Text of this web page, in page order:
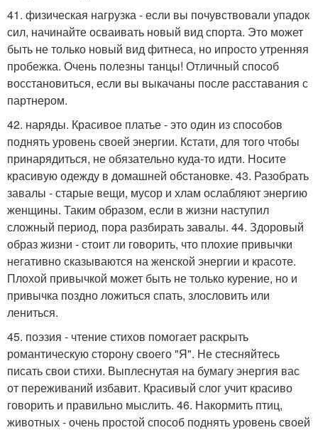
41. физическая нагрузка - если вы почувствовали упадок
сил, начинайте осваивать новый вид спорта. Это может
быть не только новый вид фитнеса, но ипросто утренняя
пробежка. Очень полезны танцы! Отличный способ
восстановиться, если вы выкачаны после расставания с
партнером.
42. наряды. Красивое платье - это один из способов
поднять уровень своей энергии. Кстати, для того чтобы
принарядиться, не обязательно куда-то идти. Носите
красивую одежду в домашней обстановке. 43. Разобрать
завалы - старые вещи, мусор и хлам ослабляют энергию
женщины. Таким образом, если в жизни наступил
сложный период, пора разбирать завалы. 44. Здоровый
образ жизни - стоит ли говорить, что плохие привычки
негативно сказываются на женской энергии и красоте.
Плохой привычкой может быть не только курение, но и
привычка поздно ложиться спать, злословить или
лениться.
45. поэзия - чтение стихов помогает раскрыть
романтическую сторону своего "Я". Не стесняйтесь
писать свои стихи. Выплеснутая на бумагу энергия вас
от переживаний избавит. Красивый слог учит красиво
говорить и правильно мыслить. 46. Накормить птиц,
животных - очень простой способ поднять уровень своей